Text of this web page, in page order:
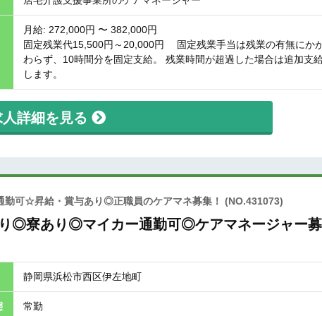
月給: 272,000円 〜 382,000円
固定残業代15,500円～20,000円 固定残業手当は残業の有無にか
わらず、10時間分を固定支給。 残業時間が超過した場合は追加支
します。
詳細を見る
勤可☆昇給・賞与あり◎正職員のケアマネ募集！ (NO.431073)
◎寮あり◎マイカー通勤可◎ケアマネージャー募
静岡県浜松市西区伊左地町
常勤